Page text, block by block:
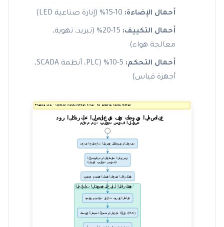
أحمال الإضاءة:
أحمال التكييف:
15-20% (تبريد، تهوية،
معالجة هواء)
أحمال التحكم:
5-10% (PLC، أنظمة SCADA،
أجهزة قياس)